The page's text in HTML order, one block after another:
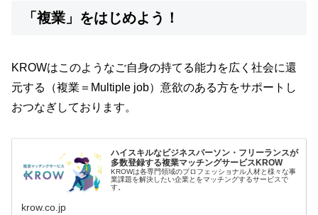
「複業」をはじめよう！
KROWはこのようなご自身の持てる能力を広く社会に還
元する（複業＝Multiple job）意欲のある方をサポートし
おつなぎしております。
ハイスキルなビジネスパーソン・フリーランスが
多数登録する複業マッチングサービスKROW
KROWは各専門領域のプロフェッショナル人材と様々な事
業課題を解決したい企業とをマッチングするサービスで
す。
krow.co.jp